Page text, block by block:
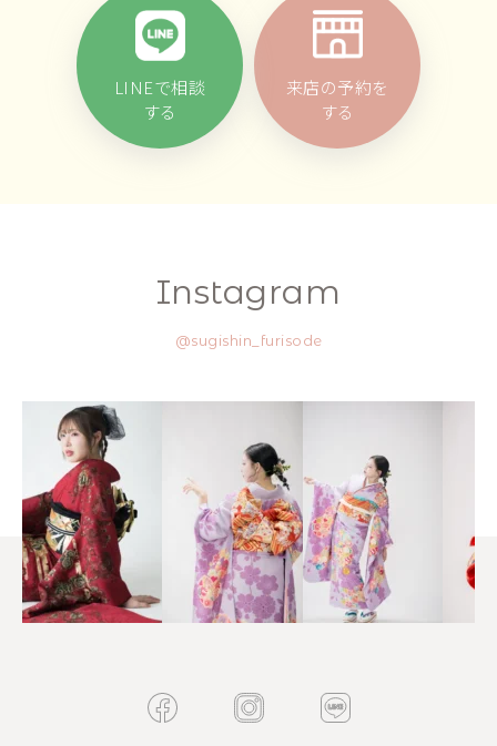
来店の予約を
する
LINEで相談
する
Instagram
@sugishin_furisode